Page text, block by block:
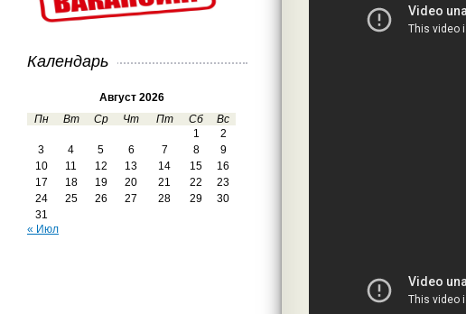
Календарь
Август 2026
Пн
Вт Ср Чт Пт Сб
Вс
1
2
3
4 5 6 7 8
9
10
11 12 13 14 15
16
17
18 19 20 21 22
23
24
25 26 27 28 29
30
31
« Июл